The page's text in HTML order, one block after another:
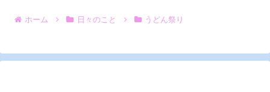
ホーム 日々のこと うどん祭り